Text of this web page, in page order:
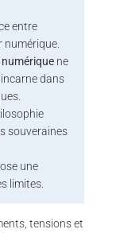
entre
ne
dans
souveraines
une
limites.
tensions et